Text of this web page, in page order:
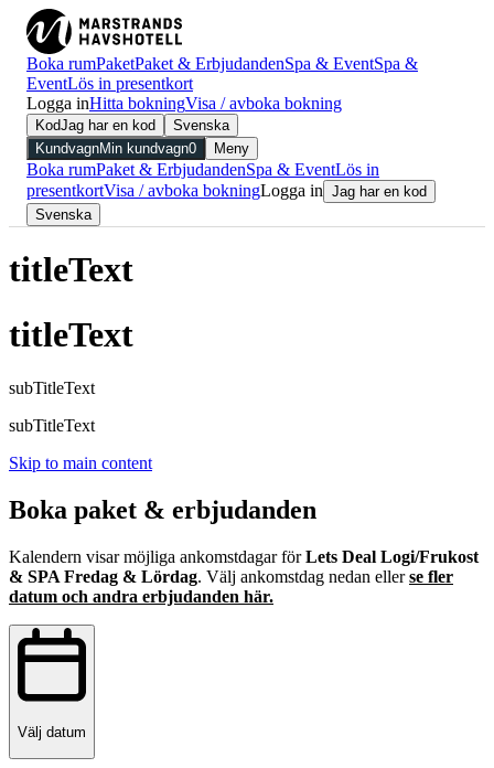
Boka rumPaketPaket & ErbjudandenSpa & EventSpa &
EventLös in presentkort
Logga inHitta bokningVisa / avboka bokning
KodJag har en kod
Svenska
KundvagnMin kundvagn0 Meny
Boka rumPaket & ErbjudandenSpa & EventLös in
presentkortVisa / avboka bokningLogga in Jag har en kod
Svenska
titleText
titleText
subTitleText
subTitleText
Skip to main content
Boka paket & erbjudanden
Kalendern visar möjliga ankomstdagar förLets Deal Logi/Frukost
& SPA Fredag & Lördag. Välj ankomstdag nedan ellerse fler
datum och andra erbjudanden här.
Välj datum